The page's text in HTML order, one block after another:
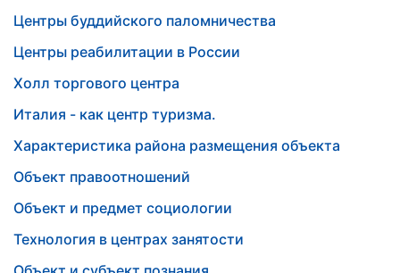
Центры буддийского паломничества
Центры реабилитации в России
Холл торгового центра
Италия - как центр туризма.
Характеристика района размещения объекта
Объект правоотношений
Объект и предмет социологии
Технология в центрах занятости